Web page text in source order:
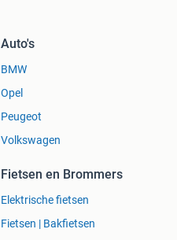
Auto's
BMW
Opel
Peugeot
Volkswagen
Fietsen en Brommers
Elektrische fietsen
Fietsen | Bakfietsen